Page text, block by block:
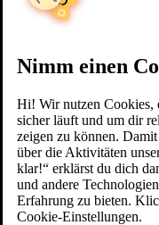
Nimm einen
Hi! Wir nutzen Cookies,
sicher läuft und um dir
zeigen zu können.
über die Aktivitäten
klar!“ erklärst du dich
und andere
Erfahrung zu bieten.
Cookie-Einstellungen.